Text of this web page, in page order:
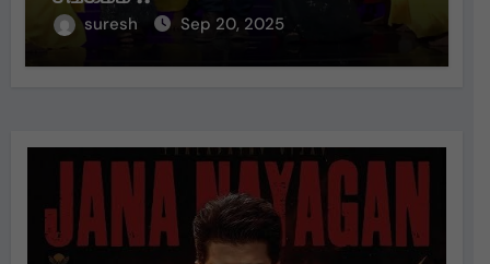
suresh Sep 20, 2025